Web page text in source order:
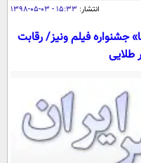
انتشار: ۱۵:۳۳ - ۰۳-۰۵-۱۳۹۸
فیلم ونیز/ رقابت
طلایی